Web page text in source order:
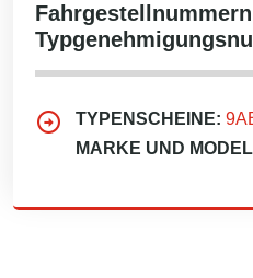
TYPENSCHEINE:
MARKE UND